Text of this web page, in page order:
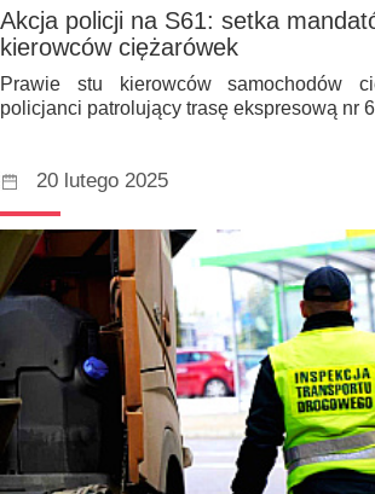
Akcja policji na S61: setka
kierowców ciężarówek
Prawie stu kierowców samochodów
policjanci patrolujący trasę ekspresową nr
20 lutego 2025